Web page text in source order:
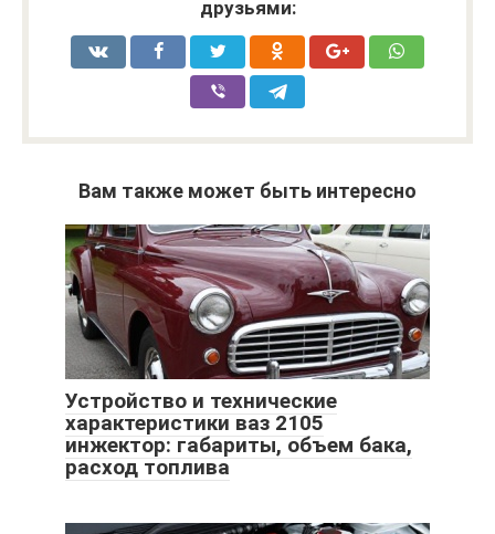
друзьями:
Вам также может быть интересно
Устройство и технические
характеристики ваз 2105
инжектор: габариты, объем бака,
расход топлива